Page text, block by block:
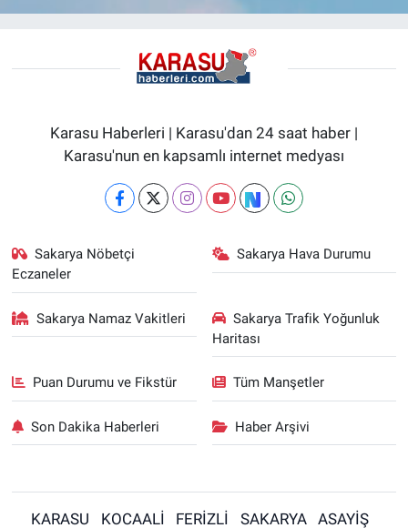
Karasu Haberleri | Karasu'dan 24 saat haber |
Karasu'nun en kapsamlı internet medyası
Sakarya Nöbetçi
Eczaneler
Sakarya Hava Durumu
Sakarya Namaz Vakitleri
Sakarya Trafik Yoğunluk
Haritası
Puan Durumu ve Fikstür Tüm Manşetler
Son Dakika Haberleri Haber Arşivi
KARASU KOCAALİ FERİZLİ SAKARYA ASAYİŞ